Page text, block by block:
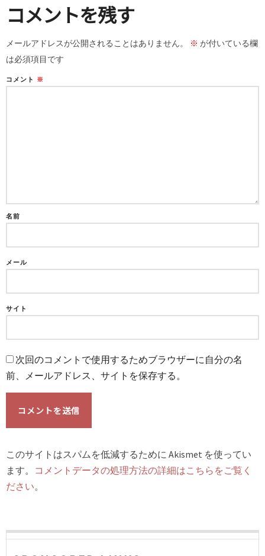
コメントを残す
メールアドレスが公開されることはありません。 ※ が付いている欄
は必須項目です
コメント ※
名前
メール
サイト
次回のコメントで使用するためブラウザーに自分の名
前、メールアドレス、サイトを保存する。
このサイトはスパムを低減するために Akismet を使ってい
ます。 コメントデータの処理方法の詳細はこちらをご覧く
ださい。